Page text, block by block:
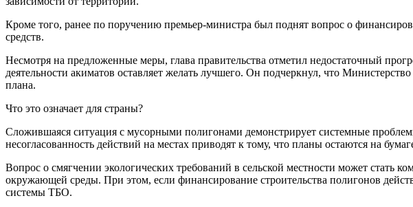
Кроме того, ранее по поручению премьер-министра был поднят вопрос о
средств.
Несмотря на предложенные меры, глава правительства отметил недостаточный
деятельности акиматов оставляет желать лучшего. Он подчеркнул, что
плана.
Что это означает для страны?
Сложившаяся ситуация с мусорными полигонами демонстрирует системные
несогласованность действий на местах приводят к тому, что планы остаются на
Вопрос о смягчении экологических требований в сельской местности может стать
окружающей среды. При этом, если финансирование строительства полигонов
системы ТБО.